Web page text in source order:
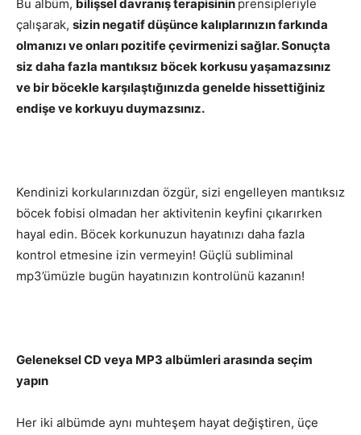
Bu albüm, bilişsel davranış terapisinin prensipleriyle
çalışarak, sizin negatif düşünce kalıplarınızın farkında
olmanızı ve onları pozitife çevirmenizi sağlar. Sonuçta
siz daha fazla mantıksız böcek korkusu yaşamazsınız
ve bir böcekle karşılaştığınızda genelde hissettiğiniz
endişe ve korkuyu duymazsınız.
Kendinizi korkularınızdan özgür, sizi engelleyen mantıksız
böcek fobisi olmadan her aktivitenin keyfini çıkarırken
hayal edin. Böcek korkunuzun hayatınızı daha fazla
kontrol etmesine izin vermeyin! Güçlü subliminal
mp3’ümüzle bugün hayatınızın kontrolünü kazanın!
Geleneksel CD veya MP3 albümleri arasında seçim
yapın
Her iki albümde aynı muhteşem hayat değiştiren, üçe